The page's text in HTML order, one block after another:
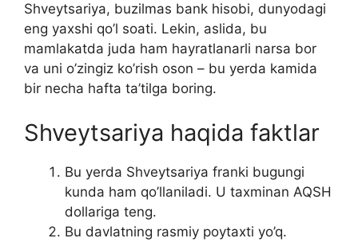
Shveytsariya, buzilmas bank hisobi, dunyodagi
eng yaxshi qo’l soati. Lekin, aslida, bu
mamlakatda juda ham hayratlanarli narsa bor
va uni o’zingiz ko’rish oson – bu yerda kamida
bir necha hafta ta’tilga boring.
Shveytsariya haqida faktlar
Bu yerda Shveytsariya franki bugungi
kunda ham qo’llaniladi. U taxminan AQSH
dollariga teng.
Bu davlatning rasmiy poytaxti yo’q.